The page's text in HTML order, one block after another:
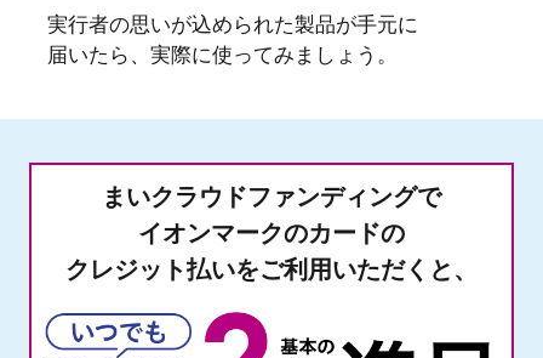
実行者の思いが込められた製品が手元に
届いたら、実際に使ってみましょう。
まいクラウドファンディングで
イオンマークのカードの
クレジット払いをご利用いただくと、